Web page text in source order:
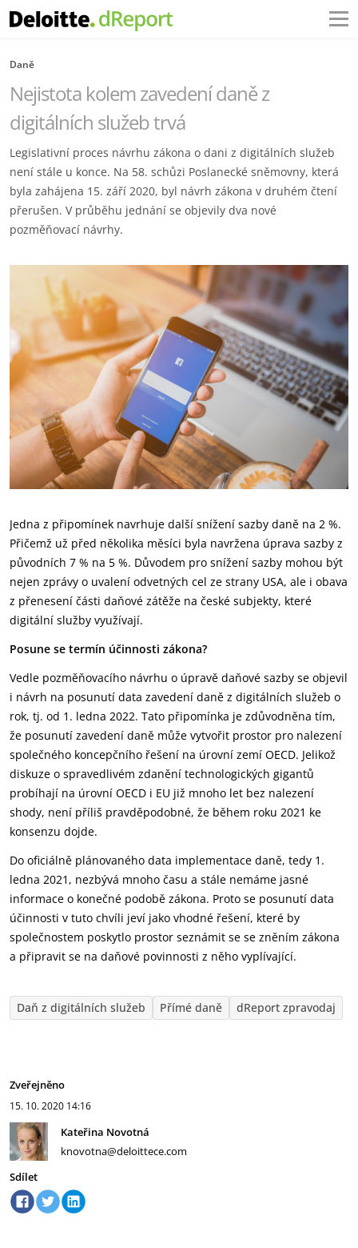
Daně
Nejistota kolem zavedení daně z
digitálních služeb trvá
Legislativní proces návrhu zákona o dani z digitálních služeb
není stále u konce. Na 58. schůzi Poslanecké sněmovny, která
byla zahájena 15. září 2020, byl návrh zákona v druhém čtení
přerušen. V průběhu jednání se objevily dva nové
pozměňovací návrhy.
Jedna z připomínek navrhuje další snížení sazby daně na 2 %.
Přičemž už před několika měsíci byla navržena úprava sazby z
původních 7 % na 5 %. Důvodem pro snížení sazby mohou být
nejen zprávy o uvalení odvetných cel ze strany USA, ale i obava
z přenesení části daňové zátěže na české subjekty, které
digitální služby využívají.
Posune se termín účinnosti zákona?
Vedle pozměňovacího návrhu o úpravě daňové sazby se objevil
i návrh na posunutí data zavedení daně z digitálních služeb o
rok, tj. od 1. ledna 2022. Tato připomínka je zdůvodněna tím,
že posunutí zavedení daně může vytvořit prostor pro nalezení
společného koncepčního řešení na úrovní zemí OECD. Jelikož
diskuze o spravedlivém zdanění technologických gigantů
probíhají na úrovní OECD i EU již mnoho let bez nalezení
shody, není příliš pravděpodobné, že během roku 2021 ke
konsenzu dojde.
Do oficiálně plánovaného data implementace daně, tedy 1.
ledna 2021, nezbývá mnoho času a stále nemáme jasné
informace o konečné podobě zákona. Proto se posunutí data
účinnosti v tuto chvíli jeví jako vhodné řešení, které by
společnostem poskytlo prostor seznámit se se zněním zákona
a připravit se na daňové povinnosti z něho vyplívající.
Daň z digitálních služeb Přímé daně dReport zpravodaj
Zveřejněno
15. 10. 2020 14:16
Kateřina Novotná
knovotna@deloittece.com
Sdílet